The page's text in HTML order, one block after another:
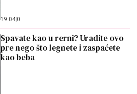
19:04 0
Spavate kao u rerni? Uradite ovo
pre nego što legnete i zaspaćete
kao beba